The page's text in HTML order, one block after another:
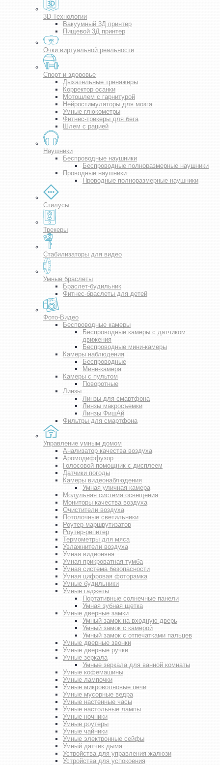
3D Технологии
Вакуумный 3Д принтер
Пищевой 3Д принтер
Очки виртуальной реальности
Спорт и здоровье
Дыхательные тренажеры
Корректор осанки
Мотошлем с гарнитурой
Нейростимуляторы для мозга
Умные глюкометры
Фитнес-трекеры для бега
Шлем с рацией
Наушники
Беспроводные наушники
Беспроводные полноразмерные наушники
Проводные наушники
Проводные полноразмерные наушники
Стилусы
Трекеры
Стабилизаторы для видео
Умные браслеты
Браслет-будильник
Фитнес-браслеты для детей
Фото-Видео
Беспроводные камеры
Беспроводные камеры с датчиком
движения
Беспроводные мини-камеры
Камеры наблюдения
Беспроводные
Мини-камера
Камеры с пультом
Поворотные
Линзы
Линзы для смартфона
Линзы макросъемки
Линзы ФишАй
Фильтры для смартфона
Управление умным домом
Анализатор качества воздуха
Аромодиффузор
Голосовой помощник с дисплеем
Датчики погоды
Камеры видеонаблюдения
Умная уличная камера
Модульная система освещения
Мониторы качества воздуха
Очистители воздуха
Потолочные светильники
Роутер-маршрутизатор
Роутер-репитер
Термометры для мяса
Увлажнители воздуха
Умная видеоняня
Умная прикроватная тумба
Умная система безопасности
Умная цифровая фоторамка
Умные будильники
Умные гаджеты
Портативные солнечные панели
Умная зубная щетка
Умные дверные замки
Умный замок на входную дверь
Умный замок с камерой
Умный замок с отпечатками пальцев
Умные дверные звонки
Умные дверные ручки
Умные зеркала
Умные зеркала для ванной комнаты
Умные кофемашины
Умные лампочки
Умные микроволновые печи
Умные мусорные ведра
Умные настенные часы
Умные настольные лампы
Умные ночники
Умные роутеры
Умные чайники
Умные электронные сейфы
Умный датчик дыма
Устройства для управления жалюзи
Устройства для успокоения